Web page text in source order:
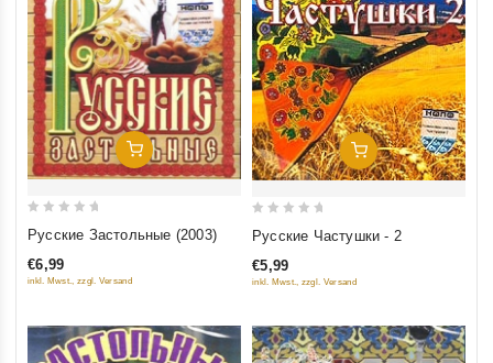
Добавить В Корзину
out
of
Русские Застольные (2003)
€6,99
inkl. Mwst., zzgl. Versand
Добавить В Корзину
out
of
Русские Частушки - 2
€5,99
inkl. Mwst., zzgl. Versand